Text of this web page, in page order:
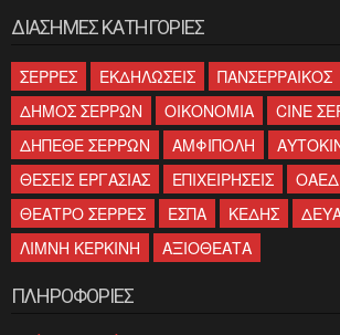
ΔΙΑΣΗΜΕΣ ΚΑΤΗΓΟΡΙΕΣ
ΣΕΡΡΕΣ ΕΚΔΗΛΩΣΕΙΣ
ΠΑΝΣΕΡΡΑΙΚΟΣ
ΔΗΜΟΣ ΣΕΡΡΩΝ
ΟΙΚΟΝΟΜΙΑ
CINE
ΔΗΠΕΘΕ ΣΕΡΡΩΝ
ΑΜΦΙΠΟΛΗ
ΘΕΣΕΙΣ ΕΡΓΑΣΙΑΣ
ΕΠΙΧΕΙΡΗΣΕΙΣ
ΟΑΕΔ
ΘΕΑΤΡΟ ΣΕΡΡΕΣ
ΕΣΠΑ ΚΕΔΗΣ
ΛΙΜΝΗ ΚΕΡΚΙΝΗ
ΑΞΙΟΘΕΑΤΑ
ΠΛΗΡΟΦΟΡΙΕΣ